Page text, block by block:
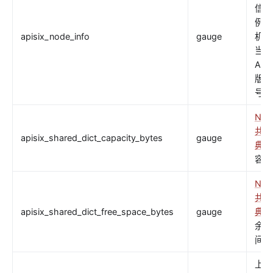
apisix_node_info gauge
信
例
机
当
版本
号。
apisix_shared_dict_capacity_bytes gauge
共
典
容
apisix_shared_dict_free_space_bytes gauge
共
典
余
间。
上